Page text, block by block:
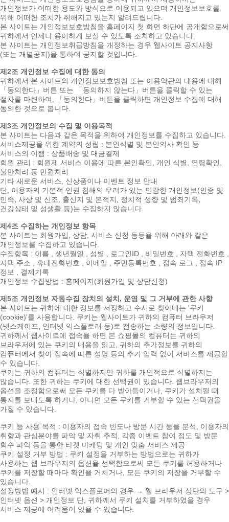
개인정보가 어떠한 용도와 방식으로 이용되고 있으며 개인정보보호를
위해 어떠한 조치가 취해지고 있는지 알려드립니다.
본 사이트는 개인정보보호방침을 홈페이지 첫 화면 하단에 공개함으로써
귀하께서 언제나 용이하게 보실 수 있도록 조치하고 있습니다.
본 사이트는 개인정보취급방침을 개정하는 경우 웹사이트 공지사항
(또는 개별공지)을 통하여 공지할 것입니다.
제2조 개인정보 수집에 대한 동의
귀하께서 본 사이트의 개인정보보호방침 또는 이용약관의 내용에 대해
「동의한다」버튼 또는 「동의하지 않는다」버튼을 클릭할 수 있는
절차를 마련하여, 「동의한다」버튼을 클릭하면 개인정보 수집에 대해
동의한 것으로 봅니다.
제3조 개인정보의 수집 및 이용목적
본 사이트는 다음과 같은 목적을 위하여 개인정보를 수집하고 있습니다.
서비스제공을 위한 계약의 성립 : 본인식별 및 본인의사 확인 등
서비스의 이행 : 상품배송 및 대금결제
회원 관리 : 회원제 서비스 이용에 따른 본인확인, 개인 식별, 연령확인,
불만처리 등 민원처리
기타 새로운 서비스, 신상품이나 이벤트 정보 안내
단, 이용자의 기본적 인권 침해의 우려가 있는 민감한 개인정보(인종 및
민족, 사상 및 신조, 출신지 및 본적지, 정치적 성향 및 범죄기록,
건강상태 및 성생활 등)는 수집하지 않습니다.
제4조 수집하는 개인정보 항목
본 사이트는 회원가입, 상담, 서비스 신청 등등을 위해 아래와 같은
개인정보를 수집하고 있습니다.
수집항목 : 이름 , 생년월일 , 성별 , 로그인ID , 비밀번호 , 자택 전화번호 ,
자택 주소 , 휴대전화번호 , 이메일 , 주민등록번호 , 접속 로그 , 접속 IP
정보 , 결제기록
개인정보 수집방법 : 홈페이지(회원가입 및 상담신청)
제5조 개인정보 자동수집 장치의 설치, 운영 및 그 거부에 관한 사항
본 사이트는 귀하에 대한 정보를 저장하고 수시로 찾아내는 '쿠키
(cookie)'를 사용합니다. 쿠키는 웹사이트가 귀하의 컴퓨터 브라우저
(넷스케이프, 인터넷 익스플로러 등)로 전송하는 소량의 정보입니다.
귀하께서 웹사이트에 접속을 하면 본 쇼핑몰의 컴퓨터는 귀하의
브라우저에 있는 쿠키의 내용을 읽고, 귀하의 추가정보를 귀하의
컴퓨터에서 찾아 접속에 따른 성명 등의 추가 입력 없이 서비스를 제공할
수 있습니다.
쿠키는 귀하의 컴퓨터는 식별하지만 귀하를 개인적으로 식별하지는
않습니다. 또한 귀하는 쿠키에 대한 선택권이 있습니다. 웹브라우저의
옵션을 조정함으로써 모든 쿠키를 다 받아들이거나, 쿠키가 설치될 때
통지를 보내도록 하거나, 아니면 모든 쿠키를 거부할 수 있는 선택권을
가질 수 있습니다.
쿠키 등 사용 목적 : 이용자의 접속 빈도나 방문 시간 등을 분석, 이용자의
취향과 관심분야를 파악 및 자취 추적, 각종 이벤트 참여 정도 및 방문
회수 파악 등을 통한 타겟 마케팅 및 개인 맞춤 서비스 제공
쿠키 설정 거부 방법 : 쿠키 설정을 거부하는 방법으로는 귀하가
사용하는 웹 브라우저의 옵션을 선택함으로써 모든 쿠키를 허용하거나
쿠키를 저장할 때마다 확인을 거치거나, 모든 쿠키의 저장을 거부할 수
있습니다.
설정방법 예시 : 인터넷 익스플로어의 경우 → 웹 브라우저 상단의 도구 >
인터넷 옵션 > 개인정보 단, 귀하께서 쿠키 설치를 거부하였을 경우
서비스 제공에 어려움이 있을 수 있습니다.